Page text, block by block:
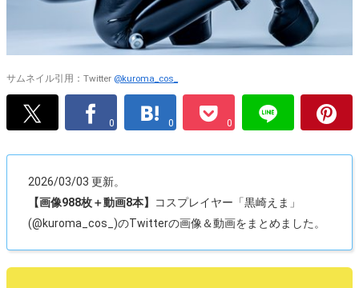
サムネイル引用：Twitter @kuroma_cos_
0 0 0
2026/03/03 更新。
【画像988枚＋動画8本】
コスプレイヤー「黒崎えま」
(@kuroma_cos_)のTwitterの画像＆動画をまとめました。